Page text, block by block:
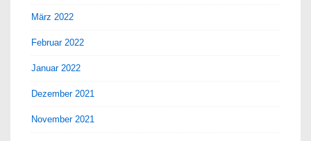
März 2022
Februar 2022
Januar 2022
Dezember 2021
November 2021